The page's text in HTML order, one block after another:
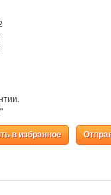
в избранное